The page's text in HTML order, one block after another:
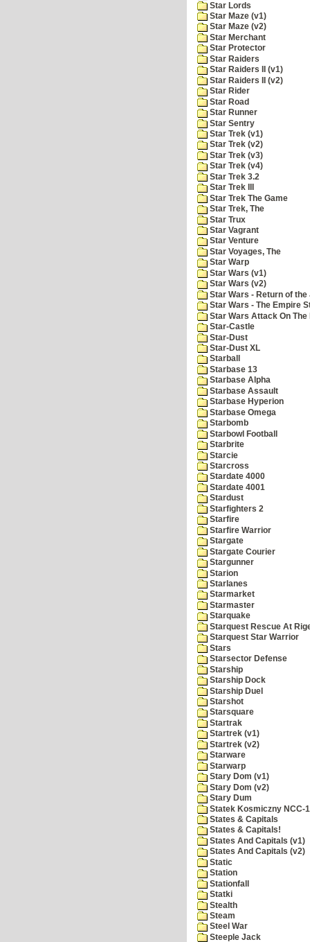
Star Lords
Star Maze (v1)
Star Maze (v2)
Star Merchant
Star Protector
Star Raiders
Star Raiders II (v1)
Star Raiders II (v2)
Star Rider
Star Road
Star Runner
Star Sentry
Star Trek (v1)
Star Trek (v2)
Star Trek (v3)
Star Trek (v4)
Star Trek 3.2
Star Trek III
Star Trek The Game
Star Trek, The
Star Trux
Star Vagrant
Star Venture
Star Voyages, The
Star Warp
Star Wars (v1)
Star Wars (v2)
Star Wars - Return of
Star Wars - The Empire
Star Wars Attack On The
Star-Castle
Star-Dust
Star-Dust XL
Starball
Starbase 13
Starbase Alpha
Starbase Assault
Starbase Hyperion
Starbase Omega
Starbomb
Starbowl Football
Starbrite
Starcie
Starcross
Stardate 4000
Stardate 4001
Stardust
Starfighters 2
Starfire
Starfire Warrior
Stargate
Stargate Courier
Stargunner
Starion
Starlanes
Starmarket
Starmaster
Starquake
Starquest Rescue At
Starquest Star Warrior
Stars
Starsector Defense
Starship
Starship Dock
Starship Duel
Starshot
Starsquare
Startrak
Startrek (v1)
Startrek (v2)
Starware
Starwarp
Stary Dom (v1)
Stary Dom (v2)
Stary Dum
Statek Kosmiczny NCC-
States & Capitals
States & Capitals!
States And Capitals (v1)
States And Capitals (v2)
Static
Station
Stationfall
Statki
Stealth
Steam
Steel War
Steeple Jack